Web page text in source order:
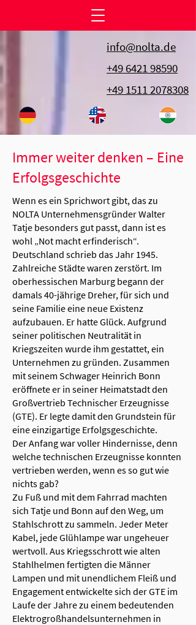
info@nolta.de
+49 6421 98590
+49 1511 2078308
Immer weiter denken – Eine
Erfolgsgeschichte
Wenn es ein Sprichwort gibt, das zu
NOLTA Unternehmensgründer Walter
Tatje besonders gut passt, dann ist es
wohl „Not macht erfinderisch“.
Deutschland schrieb das Jahr 1945.
Zahlreiche Städte waren zerstört. Im
oberhessischen Marburg begann der
damals 40-jährige Dreher, für sich und
seine Familie eine neue Existenz
aufzubauen. Er hatte Glück. Aufgrund
seiner politischen Neutralität in
Kriegszeiten wurde ihm gestattet, ein
Unternehmen zu gründen. Zusammen
mit seinem Schwager Heinrich Bonn
eröffnete er in seiner Heimatstadt den
Großvertrieb Technischer Erzeugnisse
(GTE). Er legte damit den Grundstein für
eine einzigartige Erfolgsgeschichte.
Der Anfang war voller Hindernisse, denn
welche technischen Erzeugnisse konnten
vertrieben werden, wenn es so gut wie
nichts gab?
Zu Fuß und mit dem Fahrrad machten
sich Tatje und Bonn auf den Weg, um
Stahlschrott zu sammeln. Jeder Meter
Kabel, jede Glühlampe war ungeheuer
wertvoll. Aus Kriegsschrott wie alten
Stahlhelmen fertigten die Männer
Lampen und mit unendlichem Fleiß und
Engagement entwickelte sich der GTE im
Laufe der Jahre zu einem bedeutenden
Elektrogroßhandelsunternehmen in